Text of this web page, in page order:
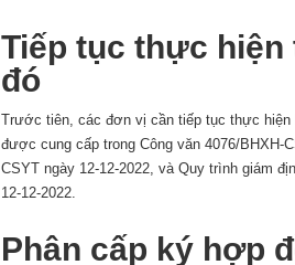
Tiếp tục thực
đó
Trước tiên, các đơn vị cần tiếp tục thực
được cung cấp trong Công văn 4076/BHXH-
CSYT ngày 12-12-2022, và Quy trình giám
12-12-2022.
Phân cấp ký hợp